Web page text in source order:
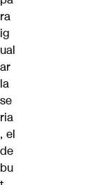
ra
ig
ual
ar
la
se
ria
, el
de
bu